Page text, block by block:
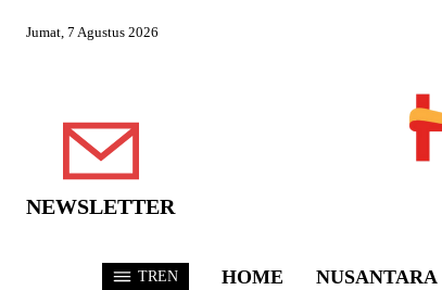
Jumat, 7 Agustus 2026
NEWSLETTER
TREN HOME NUSANTARA